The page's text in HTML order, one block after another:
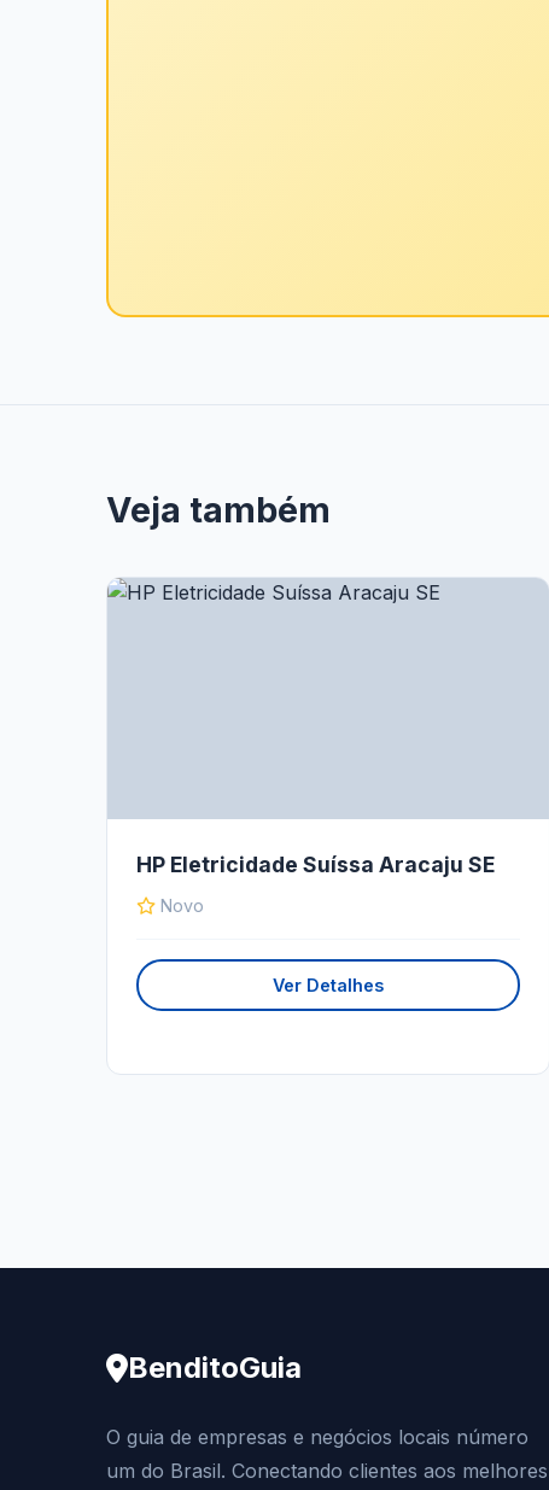
Veja também
HP Eletricidade Suíssa Aracaju SE
Novo
Ver Detalhes
BenditoGuia
O guia de empresas e negócios locais número
um do Brasil. Conectando clientes aos melhores